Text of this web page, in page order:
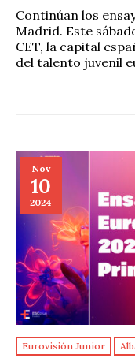
Continúan los
Madrid. Este
CET, la capital
del talento juvenil
Nov
10
2024
Eurovisión Junior